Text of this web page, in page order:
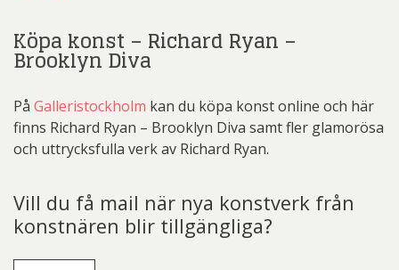
Köpa konst – Richard Ryan –
Brooklyn Diva
På Galleristockholm kan du köpa konst online och här
finns Richard Ryan – Brooklyn Diva samt fler glamorösa
och uttrycksfulla verk av Richard Ryan.
Vill du få mail när nya konstverk från
konstnären blir tillgängliga?